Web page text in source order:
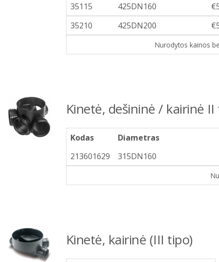
35115
425DN160
35210
425DN200
Nurodytos kainos
Kinetė, dešininė / kairinė
Kodas
Diametras
213601629
315DN160
Kinetė, kairinė (III tipo)